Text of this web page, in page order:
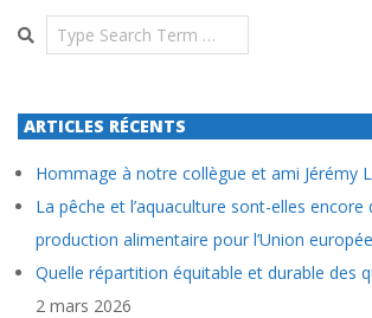
Search
ARTICLES RÉCENTS
Hommage à notre collègue et ami Jérémy
La pêche et l’aquaculture sont-elles encore
production alimentaire pour l’Union
Quelle répartition équitable et durable des
2 mars 2026